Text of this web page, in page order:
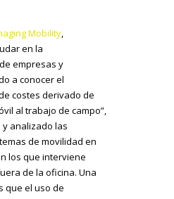
Mobility,
en la
empresas y
a conocer el
costes derivado de
al trabajo de campo”,
analizado las
de movilidad en
los que interviene
de la oficina. Una
que el uso de